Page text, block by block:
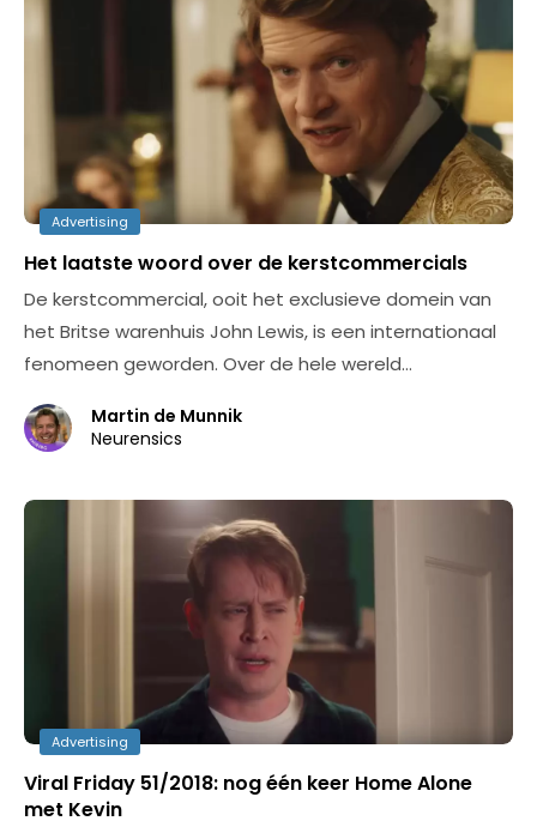
Advertising
Het laatste woord over de kerstcommercials
De kerstcommercial, ooit het exclusieve domein van
het Britse warenhuis John Lewis, is een internationaal
fenomeen geworden. Over de hele wereld…
Martin de Munnik
Neurensics
Advertising
Viral Friday 51/2018: nog één keer Home Alone
met Kevin